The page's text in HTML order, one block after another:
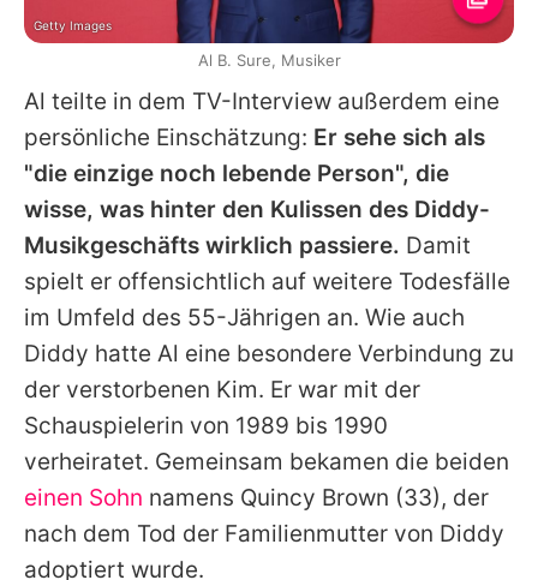
Al teilte in dem TV-Interview außerdem eine
persönliche Einschätzung: Er sehe sich als
"die einzige noch lebende Person", die
wisse, was hinter den Kulissen des Diddy-
Musikgeschäfts wirklich passiere. Damit
spielt er offensichtlich auf weitere Todesfälle
im Umfeld des 55-Jährigen an. Wie auch
Diddy hatte Al eine besondere Verbindung zu
der verstorbenen Kim. Er war mit der
Schauspielerin von 1989 bis 1990
verheiratet. Gemeinsam bekamen die beiden
einen Sohn namens Quincy Brown (33), der
nach dem Tod der Familienmutter von Diddy
adoptiert wurde.
Getty Images
Al B. Sure, Musiker